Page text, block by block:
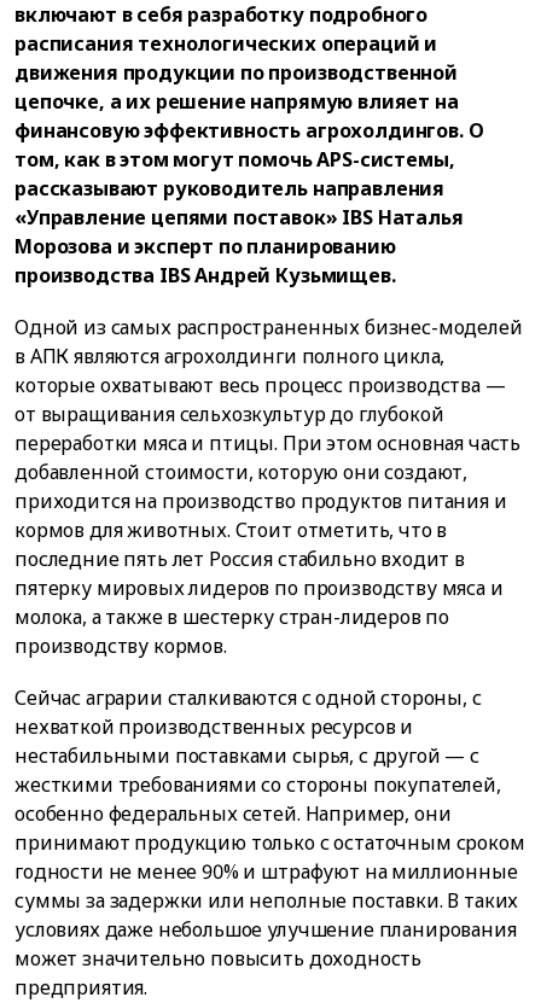
включают в себя разработку подробного
расписания технологических операций и
движения продукции по производственной
цепочке, а их решение напрямую влияет на
финансовую эффективность агрохолдингов. О
том, как в этом могут помочь APS-системы,
рассказывают руководитель направления
«Управление цепями поставок» IBS Наталья
Морозова и эксперт по планированию
производства IBS Андрей Кузьмищев.
Одной из самых распространенных бизнес-моделей
в АПК являются агрохолдинги полного цикла,
которые охватывают весь процесс производства —
от выращивания сельхозкультур до глубокой
переработки мяса и птицы. При этом основная часть
добавленной стоимости, которую они создают,
приходится на производство продуктов питания и
кормов для животных. Стоит отметить, что в
последние пять лет Россия стабильно входит в
пятерку мировых лидеров по производству мяса и
молока, а также в шестерку стран-лидеров по
производству кормов.
Сейчас аграрии сталкиваются с одной стороны, с
нехваткой производственных ресурсов и
нестабильными поставками сырья, с другой — с
жесткими требованиями со стороны покупателей,
особенно федеральных сетей. Например, они
принимают продукцию только с остаточным сроком
годности не менее 90% и штрафуют на миллионные
суммы за задержки или неполные поставки. В таких
условиях даже небольшое улучшение планирования
может значительно повысить доходность
предприятия.